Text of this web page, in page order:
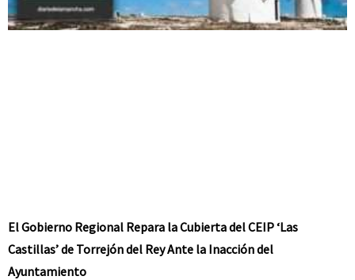
El Gobierno Regional Repara la Cubierta del CEIP ‘Las
Castillas’ de Torrejón del Rey Ante la Inacción del
Ayuntamiento